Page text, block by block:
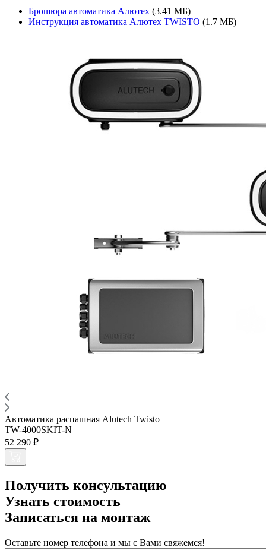
Брошюра автоматика Алютех (3.41 МБ)
Инструкция автоматика Алютех TWISTO (1.7 МБ)
Автоматика распашная Alutech Twisto
TW-4000SKIT-N
52 290 ₽
Получить консультацию
Узнать стоимость
Записаться на монтаж
Оставьте номер телефона и мы с Вами свяжемся!